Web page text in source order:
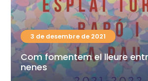
Com fomentem el lleure
nenes
3 de desembre de 2021